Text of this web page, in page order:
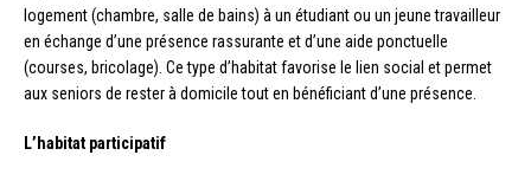
logement (chambre, salle de bains) à un étudiant ou un jeune travailleur
en échange d’une présence rassurante et d’une aide ponctuelle
(courses, bricolage). Ce type d’habitat favorise le lien social et permet
aux seniors de rester à domicile tout en bénéficiant d’une présence.
L’habitat participatif